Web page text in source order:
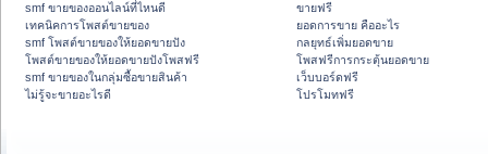
smf ขายของออนไลน์ที่ไหนดี
เทคนิคการโพสต์ขายของ
smf โพสต์ขายของให้ยอดขายปัง
โพสต์ขายของให้ยอดขายปังโพสฟรี
smf ขายของในกลุ่มซื้อขายสินค้า
ไม่รู้จะขายอะไรดี
ขายฟรี
ยอดการขาย คืออะไร
กลยุทธ์เพิ่มยอดขาย
โพสฟรีการกระตุ้นยอดขาย
เว็บบอร์ดฟรี
โปรโมทฟรี